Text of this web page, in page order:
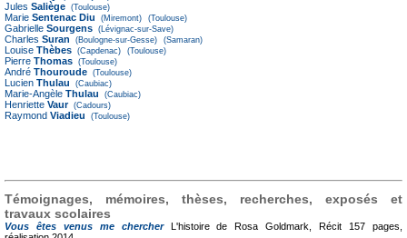
Jules Saliège (Toulouse)
Marie Sentenac Diu (Miremont) (Toulouse)
Gabrielle Sourgens (Lévignac-sur-Save)
Charles Suran (Boulogne-sur-Gesse) (Samaran)
Louise Thèbes (Capdenac) (Toulouse)
Pierre Thomas (Toulouse)
André Thouroude (Toulouse)
Lucien Thulau (Caubiac)
Marie-Angèle Thulau (Caubiac)
Henriette Vaur (Cadours)
Raymond Viadieu (Toulouse)
Témoignages, mémoires, thèses, recherches, exposés et
travaux scolaires
Vous êtes venus me chercherL'histoire de Rosa Goldmark, Récit
157 pages,